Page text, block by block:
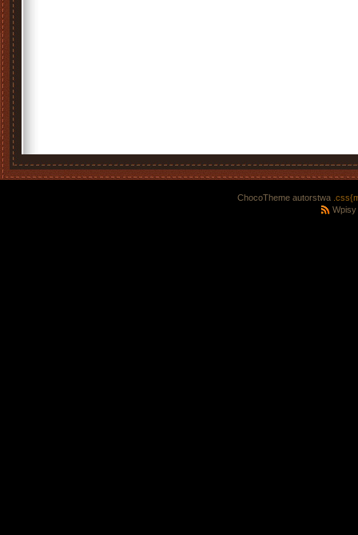
ChocoTheme autorstwa
Wpisy